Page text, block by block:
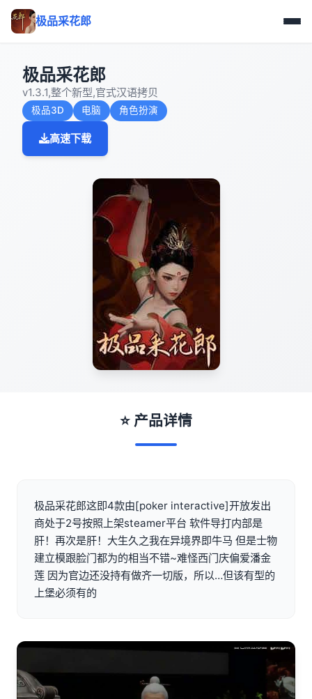
极品采花郎
极品采花郎
v1.3.1,整个新型,官式汉语拷贝
极品3D 电脑 角色扮演
高速下载
⭐ 产品详情
极品采花郎这即4款由[poker interactive]开放发出
商处于2号按照上架steamer平台 软件导打内部是
肝！再次是肝！大生久之我在异境界即牛马 但是士物
建立模跟脸门都为的相当不错~难怪西门庆偏爱潘金
莲 因为官边还没持有做齐一切版，所以…但该有型的
上堡必须有的